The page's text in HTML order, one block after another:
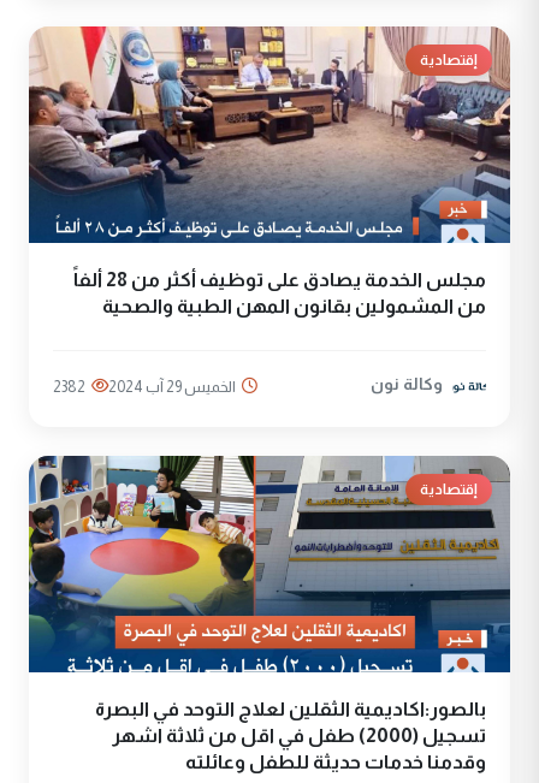
إقتصادية
مجلس الخدمة يصادق على توظيف أكثر من 28 ألفاً
من المشمولين بقانون المهن الطبية والصحية
وكالة نون الخميس 29 آب 2024 2382
إقتصادية
بالصور:اكاديمية الثقلين لعلاج التوحد في البصرة
تسجيل (2000) طفل في اقل من ثلاثة اشهر
وقدمنا خدمات حديثة للطفل وعائلته